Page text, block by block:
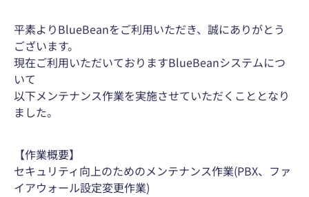
平素よりBlueBeanをご利用いただき、誠にありがとう
ございます。
現在ご利用いただいておりますBlueBeanシステムにつ
いて
以下メンテナンス作業を実施させていただくこととなり
ました。
【作業概要】
セキュリティ向上のためのメンテナンス作業(PBX、ファ
イアウォール設定変更作業)